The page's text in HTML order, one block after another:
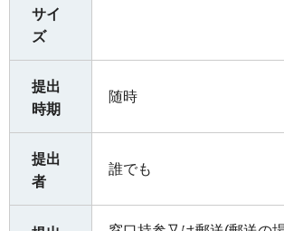
サイ
ズ
提出
時期
随時
提出
者
誰でも